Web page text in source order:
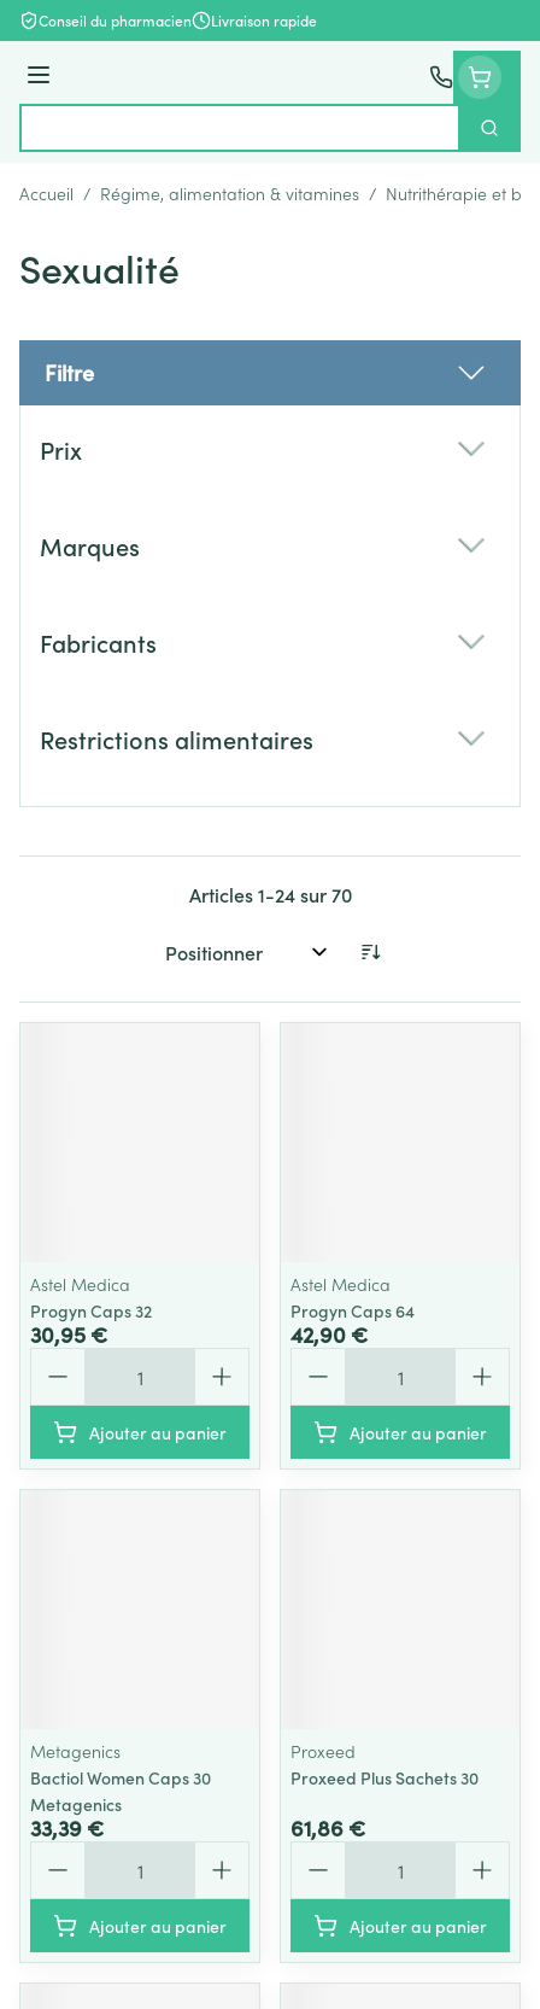
Aller au contenu
Conseil du pharmacien Livraison rapide
Menu
Accueil / Régime, alimentation & vitamines / Nutrithérapie et
Sexualité
Filtre
Prix
Marques
Fabricants
Restrictions alimentaires
Articles1-24sur70
Trier par:
Astel Medica
Progyn Caps 32
30,95 €
Ajouter au panier
Astel Medica
Progyn Caps 64
42,90 €
Ajouter au panier
Metagenics
Bactiol Women Caps 30
Metagenics
33,39 €
Ajouter au panier
Proxeed
Proxeed Plus Sachets 30
61,86 €
Ajouter au panier